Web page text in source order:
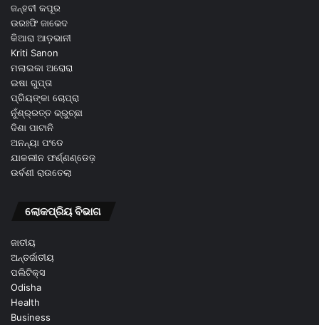
ଜନ୍ହବୀ କପୂର
ଉରଃଫି ଜାଭେଦ
କିଆରା ଆଡ଼ଭାନୀ
Kriti Sanon
ମଲାଇକା ଅରୋରା
ଇଷା ଗୁପ୍ତା
ପ୍ରିୟଙ୍କା ଚୋପ୍ରା
ନୁଁଶ୍ର୍ରତ୍ତ ଭ୍ରୁଚ୍ଛା
ଦିଶା ପାଟାନି
ଅନନ୍ୟା ପଂଡେ
ଯାକଲୀନ ଫର୍ଣ୍ଣଣ୍ଡେଜ଼
ଉର୍ବଶୀ ରାଉତେଲା
ଲୋକପ୍ରିୟ ବିଭାଗ
ଜାତୀୟ
ଅନ୍ତର୍ଜାତୀୟ
ପଲିଟିକ୍ସ
Odisha
Health
Business